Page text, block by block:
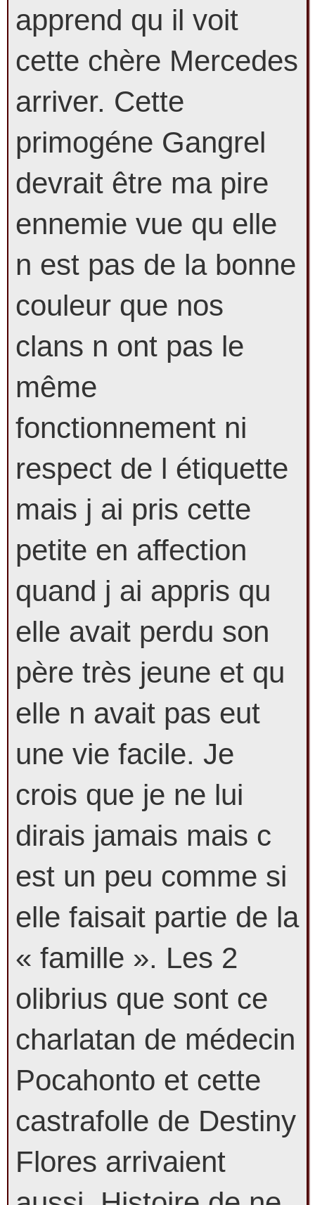
apprend qu il voit
cette chère Mercedes
arriver. Cette
primogéne Gangrel
devrait être ma pire
ennemie vue qu elle
n est pas de la bonne
couleur que nos
clans n ont pas le
même
fonctionnement ni
respect de l étiquette
mais j ai pris cette
petite en affection
quand j ai appris qu
elle avait perdu son
père très jeune et qu
elle n avait pas eut
une vie facile. Je
crois que je ne lui
dirais jamais mais c
est un peu comme si
elle faisait partie de la
« famille ». Les 2
olibrius que sont ce
charlatan de médecin
Pocahonto et cette
castrafolle de Destiny
Flores arrivaient